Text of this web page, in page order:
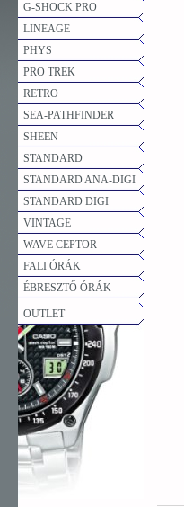
G-SHOCK PRO
LINEAGE
PHYS
PRO TREK
RETRO
SEA-PATHFINDER
SHEEN
STANDARD
STANDARD ANA-DIGI
STANDARD DIGI
VINTAGE
WAVE CEPTOR
FALI ÓRÁK
ÉBRESZTŐ ÓRÁK
OUTLET